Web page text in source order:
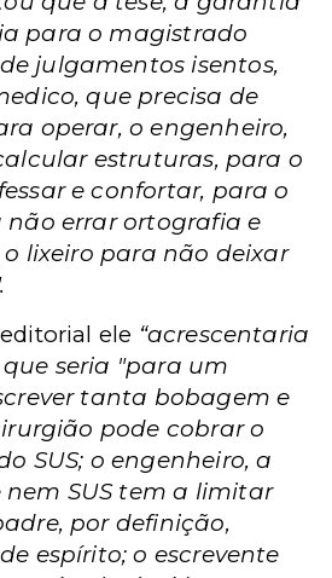
para o magistrado
julgamentos isentos,
que precisa de
operar, o engenheiro,
estruturas, para o
e confortar, para o
não errar ortografia e
lixeiro para não deixar
ele “acrescentaria
seria "para um
tanta bobagem e
pode cobrar o
SUS; o engenheiro, a
nem SUS tem a limitar
por definição,
espírito; o escrevente